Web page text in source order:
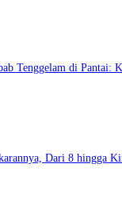
Tenggelam di Pantai:
Dari 8 hingga